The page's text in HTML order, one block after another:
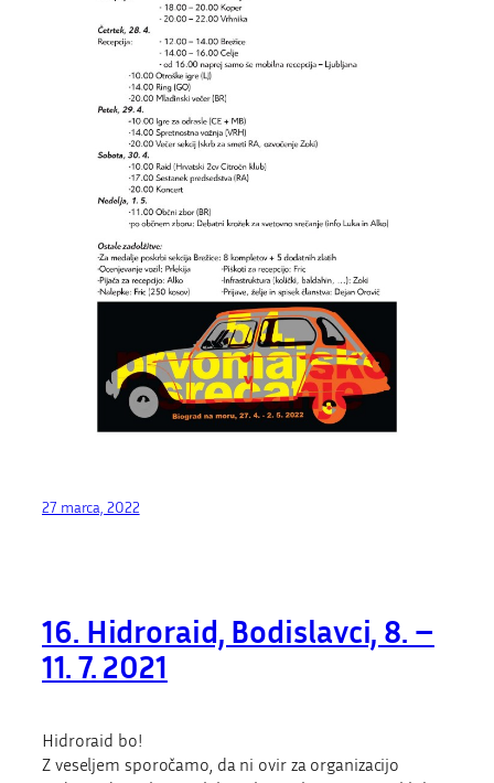
27 marca, 2022
16. Hidroraid, Bodislavci, 8. –
11. 7. 2021
Hidroraid bo!
Z veseljem sporočamo, da ni ovir za organizacijo